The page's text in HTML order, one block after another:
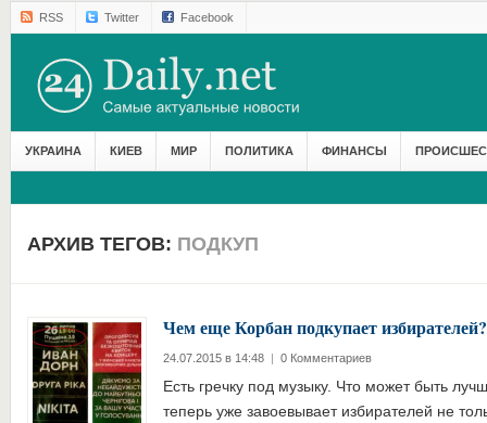
RSS Twitter Facebook
УКРАИНА КИЕВ МИР ПОЛИТИКА ФИНАНСЫ
АРХИВ ТЕГОВ: ПОДКУП
Чем еще Корбан подкупает избирателей?
24.07.2015 в 14:48 | 0 Комментариев
Есть гречку под музыку. Что может быть
теперь уже завоевывает избирателей не